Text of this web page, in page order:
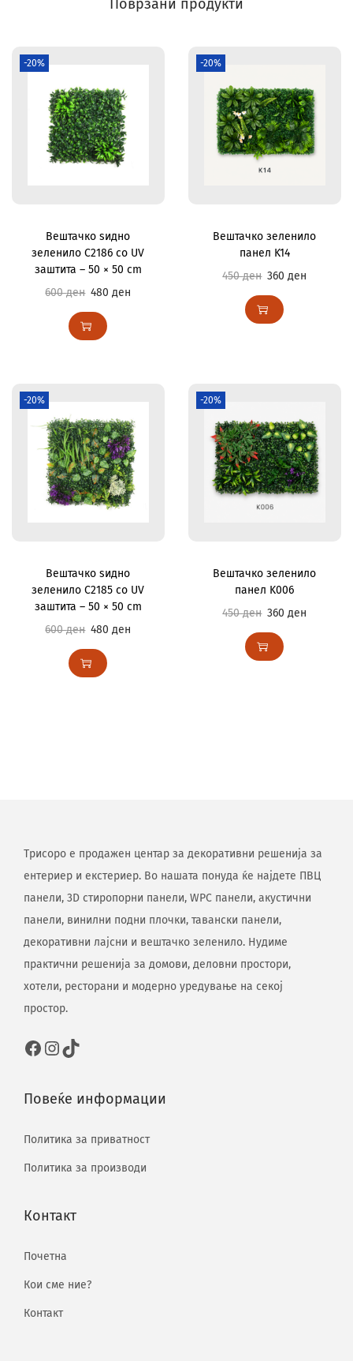
Поврзани продукти
-20%
Вештачко ѕидно
зеленило C2186 со UV
заштита – 50 × 50 cm
600ден 480ден
-20%
Вештачко зеленило
панел K14
450ден 360ден
-20%
Вештачко ѕидно
зеленило C2185 со UV
заштита – 50 × 50 cm
600ден 480ден
-20%
Вештачко зеленило
панел K006
450ден 360ден
Трисоро е продажен центар за декоративни решенија за
ентериер и екстериер. Во нашата понуда ќе најдете ПВЦ
панели, 3D стиропорни панели, WPC панели, акустични
панели, винилни подни плочки, тавански панели,
декоративни лајсни и вештачко зеленило. Нудиме
практични решенија за домови, деловни простори,
хотели, ресторани и модерно уредување на секој
простор.
Повеќе информации
Политика за приватност
Политика за производи
Контакт
Почетна
Кои сме ние?
Контакт